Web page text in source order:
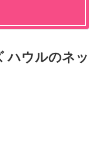
ハウルのネッ